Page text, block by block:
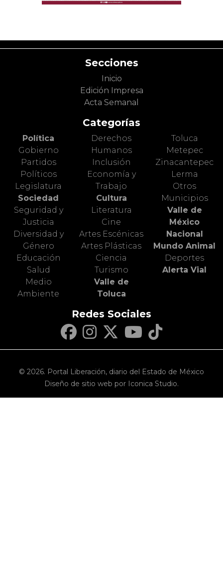
Secciones
Inicio
Edición Impresa
Acta Semanal
Categorías
Política
Gobierno
Partidos
Políticos
Legislatura
Sociedad
Seguridad y
Justicia
Diversidad y
Género
Educación
Salud
Medio
Ambiente
Derechos
Humanos
Inclusión
Economía y
Trabajo
Cultura
Literatura
Cine
Artes Escénicas
Artes Plásticas
Ciencia
Turismo
Valle de
Toluca
Toluca
Metepec
Zinacantepec
Lerma
Otros
Municipios
Valle de
México
Nacional
Mundo Animal
Deportes
Alerta Vial
Redes Sociales
© 2026. Portal Liberación, diario del Estado de México
Diseño de sitio web por Iconica Studio.